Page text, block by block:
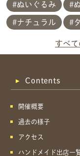
ぬいぐるみ
ナチュラル
すべ
Contents
開催概要
過去の様子
アクセス
ハンドメイド出店一